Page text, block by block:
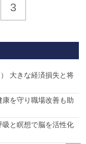
3
大きな経済損失と将
を守り職場改善も助
と瞑想で脳を活性化